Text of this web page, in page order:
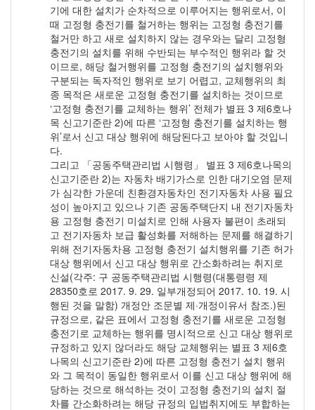
기에 대한 설치가 순차적으로 이루어지는 행위로서, 이
때 고정형 충전기를 철거하는 행위는 고정형 충전기를
철거만 하고 새로 설치하지 않는 경우와는 달리 고정형
충전기의 설치를 위해 수반되는 부수적인 행위라 할 것
이므로, 해당 철거행위를 고정형 충전기의 설치행위와
구분되는 독자적인 행위로 보기 어렵고, 교체행위의 최
종 목적은 새로운 고정형 충전기를 설치하는 것이므로
‘고정형 충전기를 교체하는 행위’ 전체가 별표 3 제6호나
목 신고기준란 2)에 따른 ‘고정형 충전기를 설치하는 행
위’로서 신고 대상 행위에 해당된다고 보아야 할 것입니
다.
그리고 「공동주택관리법 시행령」 별표 3 제6호나목의
신고기준란 2)는 자동차 배기가스로 인한 대기오염 문제
가 심각한 가운데 친환경자동차인 전기자동차 사용 필요
성이 높아지고 있으나 기존 공동주택단지 내 전기자동차
용 고정형 충전기 미설치로 인해 사용자 불편이 초래되
고 전기자동차 보급 활성화를 저해하는 문제를 해결하기
위해 전기자동차용 고정형 충전기 설치행위를 기존 허가
대상 행위에서 신고 대상 행위로 간소화하려는 취지로
신설(각주: 구 공동주택관리법 시행령(대통령령 제
28350호로 2017. 9. 29. 일부개정되어 2017. 10. 19. 시
행된 것을 말함) 개정안 조문별 제·개정이유서 참조.)된
규정으로, 같은 표에서 고정형 충전기를 새로운 고정형
충전기로 교체하는 행위를 명시적으로 신고 대상 행위로
규정하고 있지 않더라도 해당 교체행위는 별표 3 제6호
나목의 신고기준란 2)에 따른 고정형 충전기 설치 행위
와 그 목적이 동일한 행위로서 이를 신고 대상 행위에 해
당하는 것으로 해석하는 것이 고정형 충전기의 설치 절
차를 간소화하려는 해당 규정의 입법취지에도 부합하는